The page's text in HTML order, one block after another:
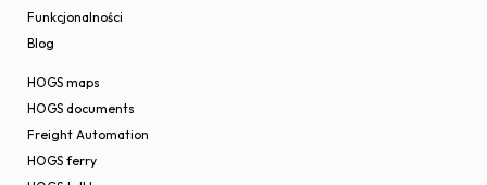
Funkcjonalności
Blog
HOGS maps
HOGS documents
Freight Automation
HOGS ferry